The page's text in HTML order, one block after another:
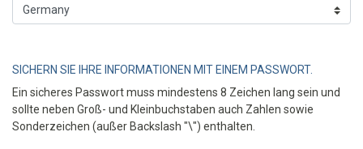
SICHERN SIE IHRE INFORMATIONEN MIT EINEM PASSWORT.
Ein sicheres Passwort muss mindestens 8 Zeichen lang sein und
sollte neben Groß- und Kleinbuchstaben auch Zahlen sowie
Sonderzeichen (außer Backslash "\") enthalten.